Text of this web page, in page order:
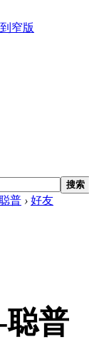
窄版
搜索
普 › 好友
聪普